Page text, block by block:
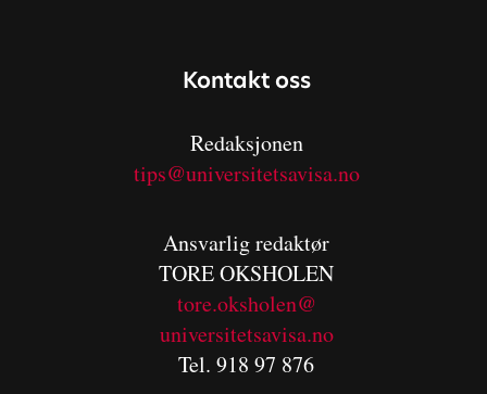
Kontakt oss
Redaksjonen
tips@universitetsavisa.no
Ansvarlig redaktør
TORE OKSHOLEN
tore.oksholen@
universitetsavisa.no
Tel. 918 97 876